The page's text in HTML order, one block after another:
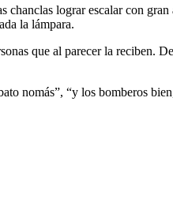
lograr escalar con
la lámpara.
que al parecer la reciben.
nomás”, “y los bomberos